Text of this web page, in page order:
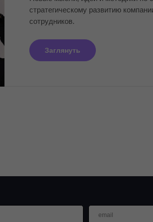
стратегическому развитию
сотрудников.
Заглянуть
email